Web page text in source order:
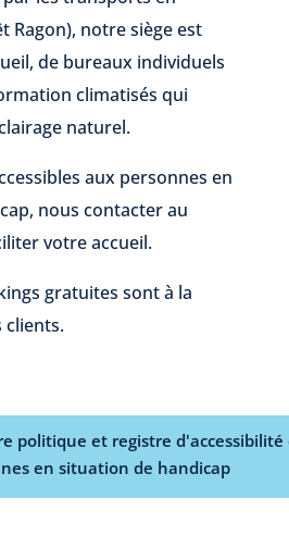
Ragon), notre siège est
de bureaux individuels
climatisés qui
naturel.
aux personnes en
nous contacter au
votre accueil.
gratuites sont à la
clients.
politique et registre d'accessibilité
en situation de handicap